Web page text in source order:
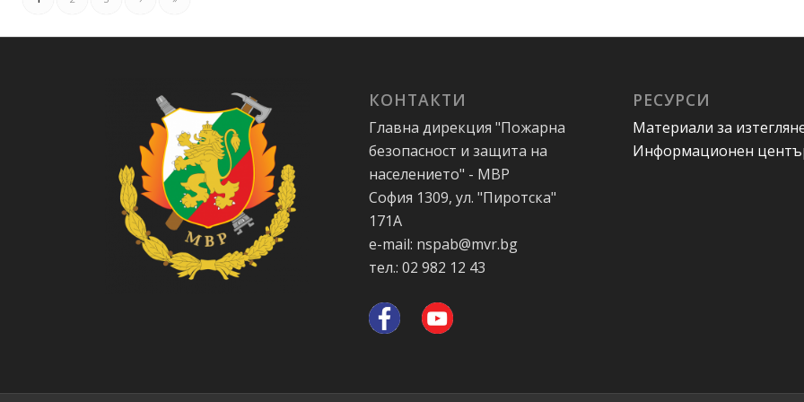
КОНТАКТИ
Главна дирекция "Пожарна
безопасност и защита на
населението" - МВР
София 1309, ул. "Пиротска"
171А
e-mail: nspab@mvr.bg
тел.: 02 982 12 43
РЕСУРСИ
Материали за
Информационен